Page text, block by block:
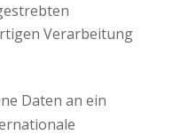
Verarbeitung
Daten an ein